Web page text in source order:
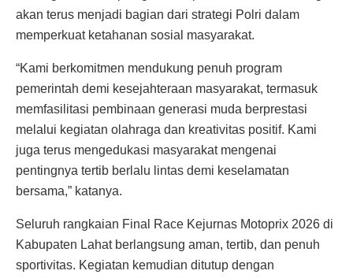
akan terus menjadi bagian dari strategi Polri dalam
memperkuat ketahanan sosial masyarakat.
“Kami berkomitmen mendukung penuh program
pemerintah demi kesejahteraan masyarakat, termasuk
memfasilitasi pembinaan generasi muda berprestasi
melalui kegiatan olahraga dan kreativitas positif. Kami
juga terus mengedukasi masyarakat mengenai
pentingnya tertib berlalu lintas demi keselamatan
bersama,” katanya.
Seluruh rangkaian Final Race Kejurnas Motoprix 2026 di
Kabupaten Lahat berlangsung aman, tertib, dan penuh
sportivitas. Kegiatan kemudian ditutup dengan